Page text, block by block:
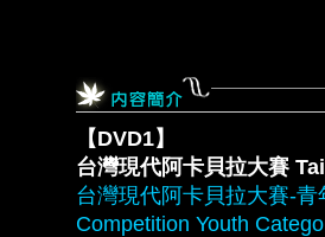
【DVD1】
台灣現代阿卡貝拉大賽
台灣現代阿卡貝拉大賽-
Competition Youth